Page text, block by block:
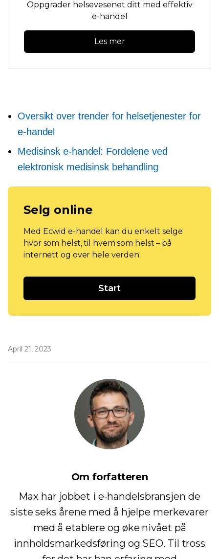
Oppgrader helsevesenet ditt med effektiv
e-handel
Les mer
Oversikt over trender for helsetjenester for
e-handel
Medisinsk e-handel: Fordelene ved
elektronisk medisinsk behandling
Selg online
Med Ecwid e-handel kan du enkelt selge
hvor som helst, til hvem som helst – på
internett og over hele verden.
Start
April 21, 2023
Om forfatteren
Max har jobbet i e-handelsbransjen de
siste seks årene med å hjelpe merkevarer
med å etablere og øke nivået på
innholdsmarkedsføring og SEO. Til tross